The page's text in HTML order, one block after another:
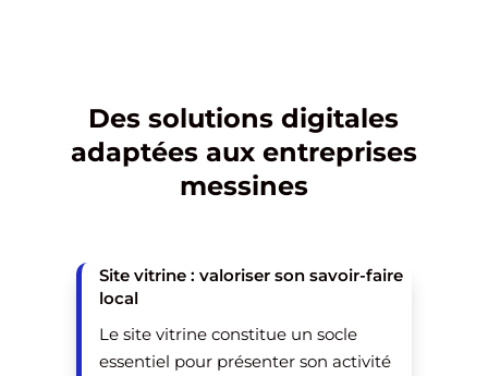
Des solutions digitales
adaptées aux entreprises
messines
Site vitrine : valoriser son savoir-faire
local
Le site vitrine constitue un socle
essentiel pour présenter son activité